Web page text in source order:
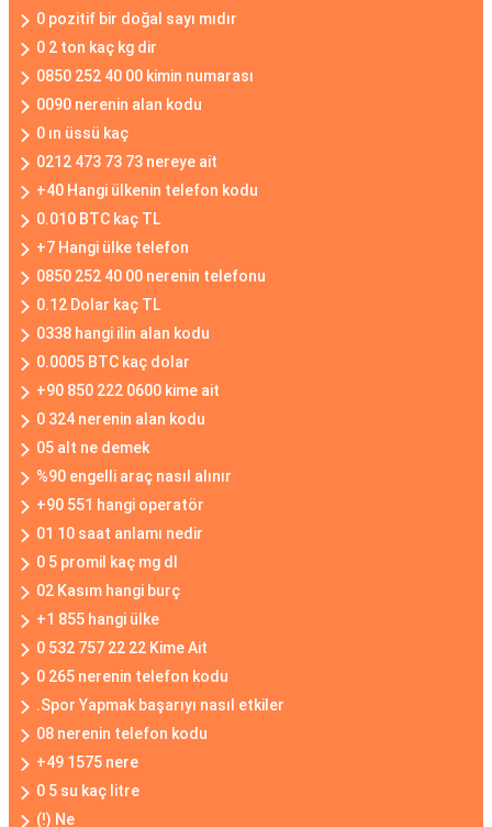
0 pozitif bir doğal sayı mıdır
0 2 ton kaç kg dir
0850 252 40 00 kimin numarası
0090 nerenin alan kodu
0 ın üssü kaç
0212 473 73 73 nereye ait
+40 Hangi ülkenin telefon kodu
0.010 BTC kaç TL
+7 Hangi ülke telefon
0850 252 40 00 nerenin telefonu
0.12 Dolar kaç TL
0338 hangi ilin alan kodu
0.0005 BTC kaç dolar
+90 850 222 0600 kime ait
0 324 nerenin alan kodu
05 alt ne demek
%90 engelli araç nasıl alınır
+90 551 hangi operatör
01 10 saat anlamı nedir
0 5 promil kaç mg dl
02 Kasım hangi burç
+1 855 hangi ülke
0 532 757 22 22 Kime Ait
0 265 nerenin telefon kodu
.Spor Yapmak başarıyı nasıl etkiler
08 nerenin telefon kodu
+49 1575 nere
0 5 su kaç litre
(!) Ne